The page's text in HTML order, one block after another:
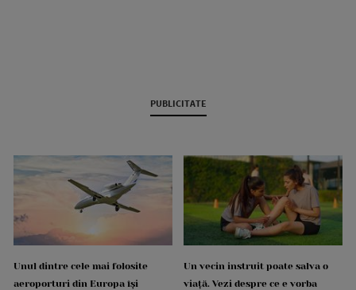
PUBLICITATE
Unul dintre cele mai folosite
aeroporturi din Europa își
Un vecin instruit poate salva o
viață. Vezi despre ce e vorba